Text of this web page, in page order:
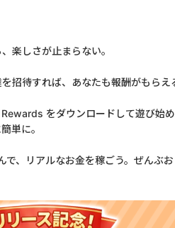
楽しさが止まらない。
招待すれば、あなたも報酬がもらえ
をダウンロードして遊び始
単に。
、リアルなお金を稼ごう。ぜんぶお